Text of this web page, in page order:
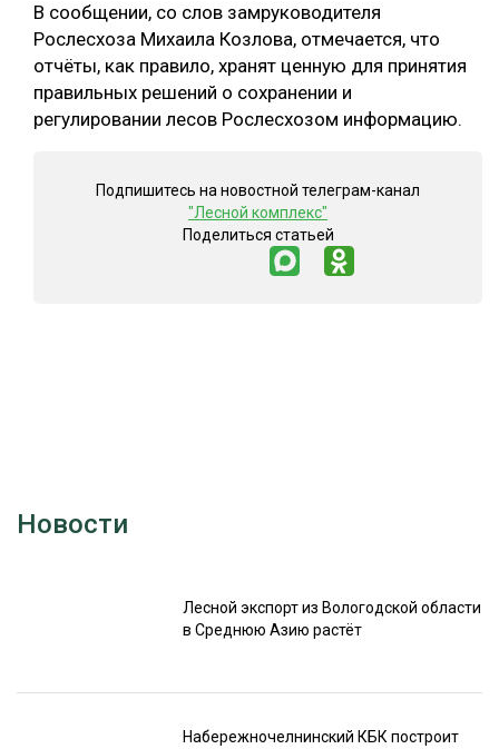
В сообщении, со слов замруководителя
Рослесхоза Михаила Козлова, отмечается, что
отчёты, как правило, хранят ценную для принятия
правильных решений о сохранении и
регулировании лесов Рослесхозом информацию.
Подпишитесь на новостной телеграм-канал
"Лесной комплекс"
Поделиться статьей
Новости
Лесной экспорт из Вологодской области
в Среднюю Азию растёт
Набережночелнинский КБК построит